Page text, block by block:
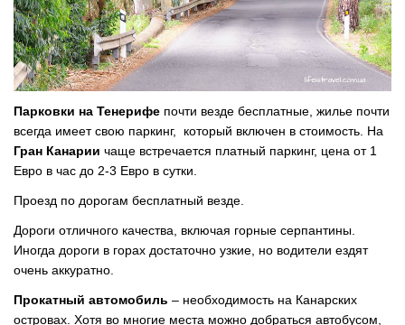
Парковки на Тенерифе почти везде бесплатные, жилье почти
всегда имеет свою паркинг, который включен в стоимость. На
Гран Канарии чаще встречается платный паркинг, цена от 1
Евро в час до 2-3 Евро в сутки.
Проезд по дорогам бесплатный везде.
Дороги отличного качества, включая горные серпантины.
Иногда дороги в горах достаточно узкие, но водители ездят
очень аккуратно.
Прокатный автомобиль – необходимость на Канарских
островах. Хотя во многие места можно добраться автобусом,